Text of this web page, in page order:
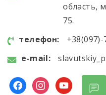
область,
75.
телефон:
e-mail: